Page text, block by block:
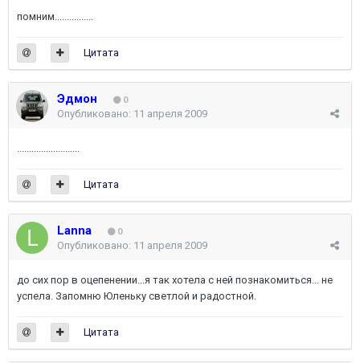
помним................
Цитата
Эдмон 0
Опубликовано: 11 апреля 2009
Цитата
Lanna 0
Опубликовано: 11 апреля 2009
до сих пор в оцепенении...я так хотела с ней познакомиться... не
успела. Запомню Юленьку светлой и радостной.
Цитата